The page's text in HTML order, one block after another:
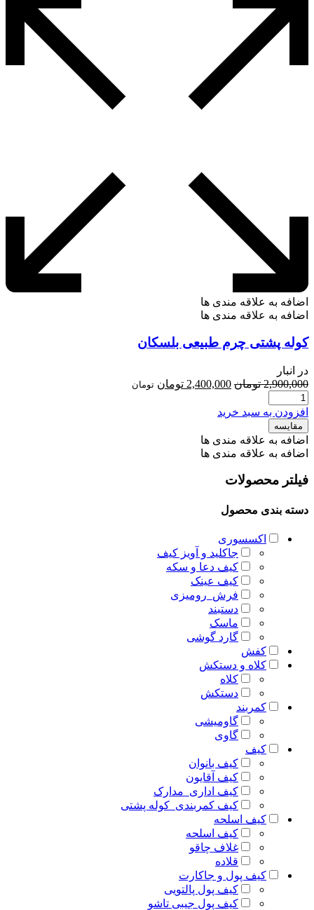
اضافه به علاقه مندی ها
اضافه به علاقه مندی ها
کوله پشتی چرم طبیعی بلسکان
در انبار
2,900,000 تومان قیمت
2,400,000 تومان قیمت
تومان
افزودن به سبد خرید
مقایسه
اضافه به علاقه مندی ها
اضافه به علاقه مندی ها
فیلتر محصولات
دسته بندی محصول
اکسسوری
جاکلید و آویز کیف
کیف دعا و سکه
کیف عینک
فرش_رومیزی
دستبند
ماسک
گارد گوشی
کفش
کلاه و دستکش
کلاه
دستکش
کمربند
گاومیشی
گاوی
کیف
کیف بانوان
کیف آقایون
کیف اداری_مدارک
کیف کمربندی_کوله پشتی
کیف اسلحه
کیف اسلحه
غلاف چاقو
قلاده
کیف پول و جاکارت
کیف پول پالتویی
کیف پول جیبی تاشو